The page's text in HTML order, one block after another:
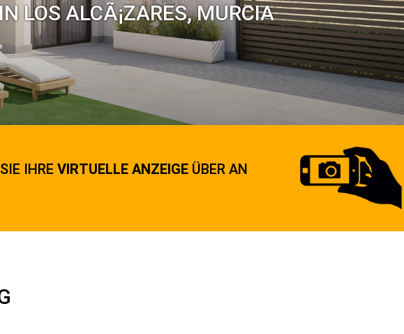
LOS ALCÃ¡ZARES, MURCIA
IHRE VIRTUELLE ANZEIGE ÜBER AN